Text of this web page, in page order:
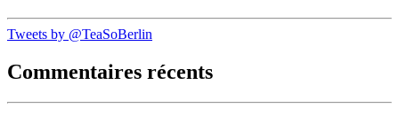
Tweets by @TeaSoBerlin
Commentaires récents